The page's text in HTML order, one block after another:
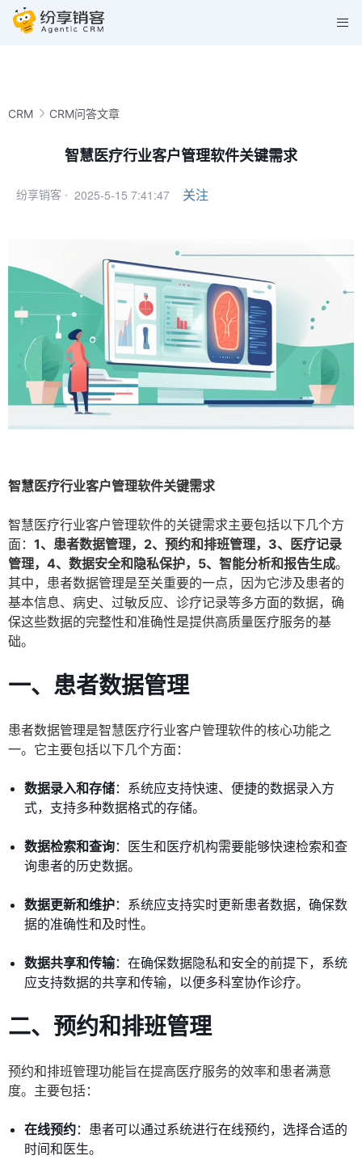
CRM CRM问答文章
智慧医疗行业客户管理软件关键需求
纷享销客 · 2025-5-15 7:41:47 关注
智慧医疗行业客户管理软件关键需求
智慧医疗行业客户管理软件的关键需求主要包括以下几个方
面： 1、患者数据管理，2、预约和排班管理，3、医疗记录
管理，4、数据安全和隐私保护，5、智能分析和报告生成。
其中，患者数据管理是至关重要的一点，因为它涉及患者的
基本信息、病史、过敏反应、诊疗记录等多方面的数据，确
保这些数据的完整性和准确性是提供高质量医疗服务的基
础。
一、患者数据管理
患者数据管理是智慧医疗行业客户管理软件的核心功能之
一。它主要包括以下几个方面：
数据录入和存储：系统应支持快速、便捷的数据录入方
式，支持多种数据格式的存储。
数据检索和查询：医生和医疗机构需要能够快速检索和查
询患者的历史数据。
数据更新和维护：系统应支持实时更新患者数据，确保数
据的准确性和及时性。
数据共享和传输：在确保数据隐私和安全的前提下，系统
应支持数据的共享和传输，以便多科室协作诊疗。
二、预约和排班管理
预约和排班管理功能旨在提高医疗服务的效率和患者满意
度。主要包括：
在线预约：患者可以通过系统进行在线预约，选择合适的
时间和医生。